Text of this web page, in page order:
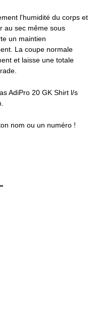
l'humidité du corps et
au sec même sous
un maintien
La coupe normale
et laisse une totale
AdiPro 20 GK Shirt l/s
nom ou un numéro !